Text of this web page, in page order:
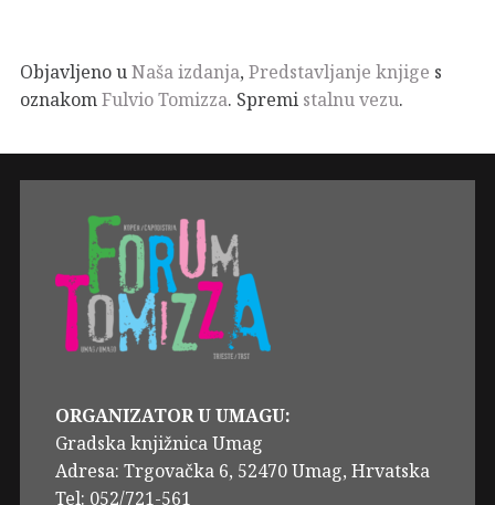
Objavljeno uNaša izdanja, Predstavljanje knjige s
oznakomFulvio Tomizza. Spremi stalnu vezu.
ORGANIZATOR U UMAGU:
Gradska knjižnica Umag
Adresa: Trgovačka 6, 52470 Umag, Hrvatska
Tel: 052/721-561